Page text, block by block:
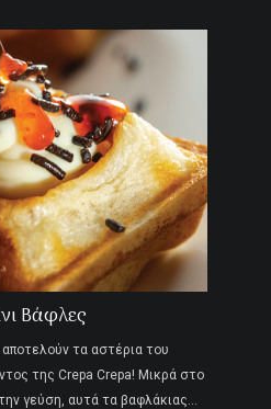
Βάφλες
αποτελούν τα αστέρια του
της Crepa Crepa! Μικρά στο
γεύση, αυτά τα βαφλάκιας…